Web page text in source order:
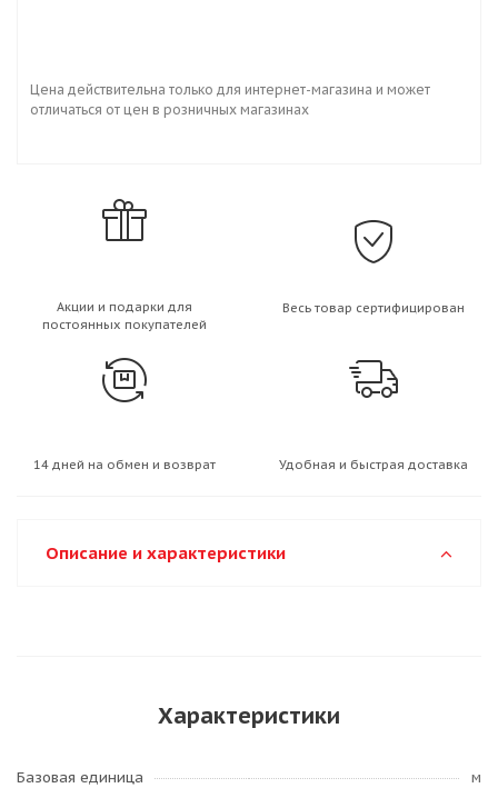
Цена действительна только для интернет-магазина и может
отличаться от цен в розничных магазинах
Акции и подарки для
постоянных покупателей
Весь товар сертифицирован
14 дней на обмен и возврат Удобная и быстрая доставка
Описание и характеристики
Характеристики
Базовая единица
м